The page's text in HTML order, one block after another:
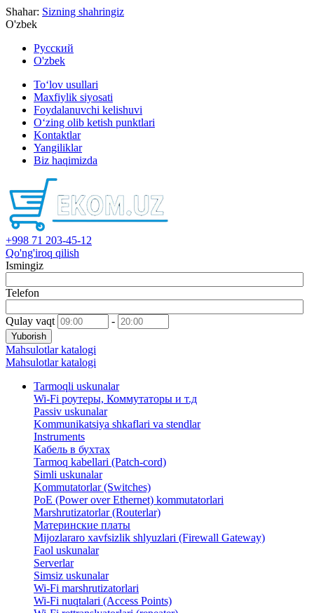
Shahar: Sizning shahringiz
O'zbek
Русский
O'zbek
To‘lov usullari
Maxfiylik siyosati
Foydalanuvchi kelishuvi
O‘zing olib ketish punktlari
Kontaktlar
Yangiliklar
Biz haqimizda
+998 71 203-45-12
Qo'ng'iroq qilish
Ismingiz
Telefon
Qulay vaqt -
Yuborish
Mahsulotlar katalogi
Mahsulotlar katalogi
Tarmoqli uskunalar
Wi-Fi роутеры, Коммутаторы и т.д
Passiv uskunalar
Kommunikatsiya shkaflari va stendlar
Instruments
Кабель в бухтах
Tarmoq kabellari (Patch-cord)
Simli uskunalar
Kommutatorlar (Switches)
PoE (Power over Ethernet) kommutatorlari
Marshrutizatorlar (Routerlar)
Материнские платы
Mijozlararo xavfsizlik shlyuzlari (Firewall Gateway)
Faol uskunalar
Serverlar
Simsiz uskunalar
Wi-Fi marshrutizatorlari
Wi-Fi nuqtalari (Access Points)